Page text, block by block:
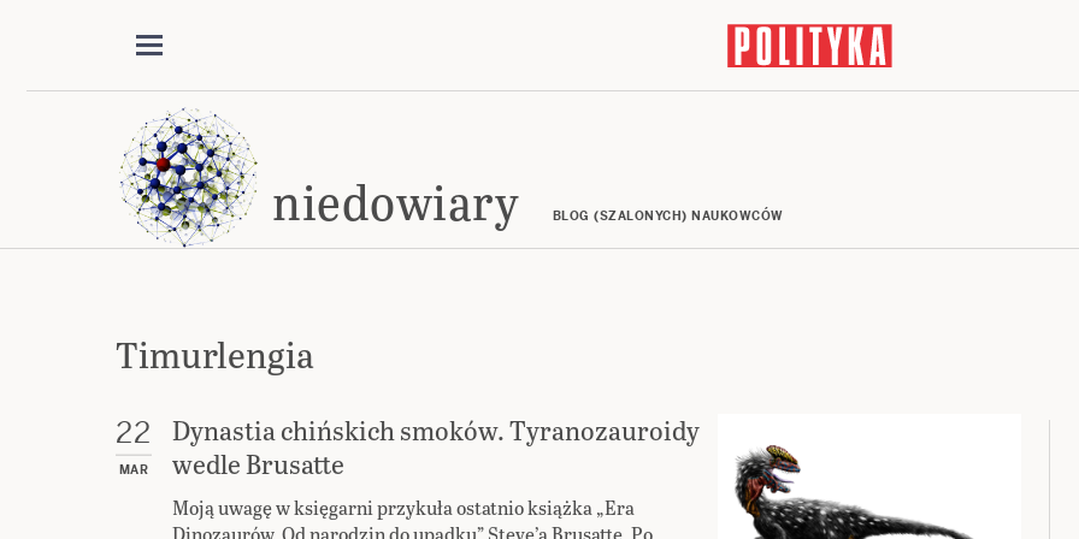
niedowiary BLOG (SZALONYCH) NAUKOWCÓW
Timurlengia
22
MAR
Dynastia chińskich smoków. Tyranozauroidy
wedle Brusatte
Moją uwagę w księgarni przykuła ostatnio książka „Era